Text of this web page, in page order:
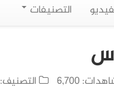
التصنيفات
6,700 التصنيف: